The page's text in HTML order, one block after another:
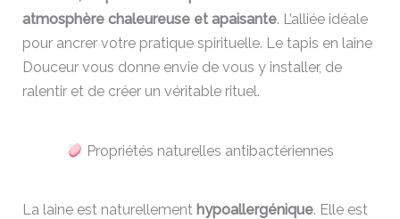
atmosphère chaleureuse et apaisante. L’alliée idéale
pour ancrer votre pratique spirituelle. Le tapis en laine
Douceur vous donne envie de vous y installer, de
ralentir et de créer un véritable rituel.
Propriétés naturelles antibactériennes
La laine est naturellement hypoallergénique. Elle est